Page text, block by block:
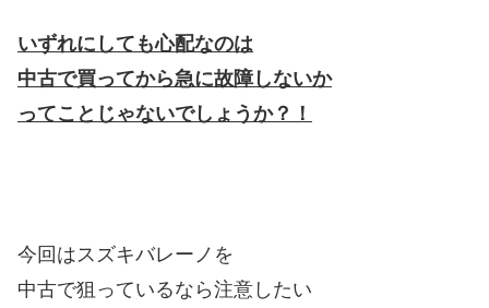
いずれにしても心配なのは
中古で買ってから急に故障しないか
ってことじゃないでしょうか？！
今回はスズキバレーノを
中古で狙っているなら注意したい